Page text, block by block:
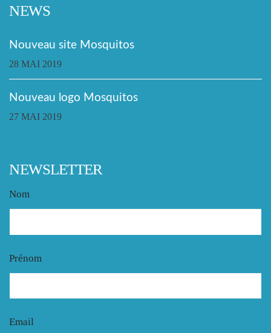
NEWS
Nouveau site Mosquitos
28 MAI 2019
Nouveau logo Mosquitos
27 MAI 2019
NEWSLETTER
Nom
Prénom
Email